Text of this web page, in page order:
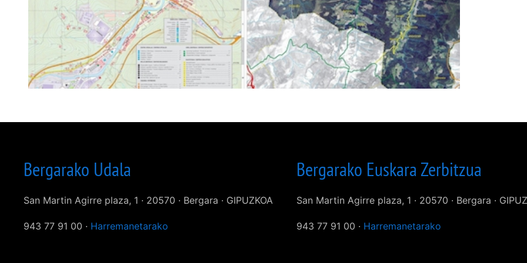
Bergarako Udala
San Martin Agirre plaza, 1 · 20570 · Bergara · GIPUZKOA
943 77 91 00 · Harremanetarako
Bergarako Euskara Zerbitzua
San Martin Agirre plaza, 1 · 20570 · Bergara ·
943 77 91 00 · Harremanetarako